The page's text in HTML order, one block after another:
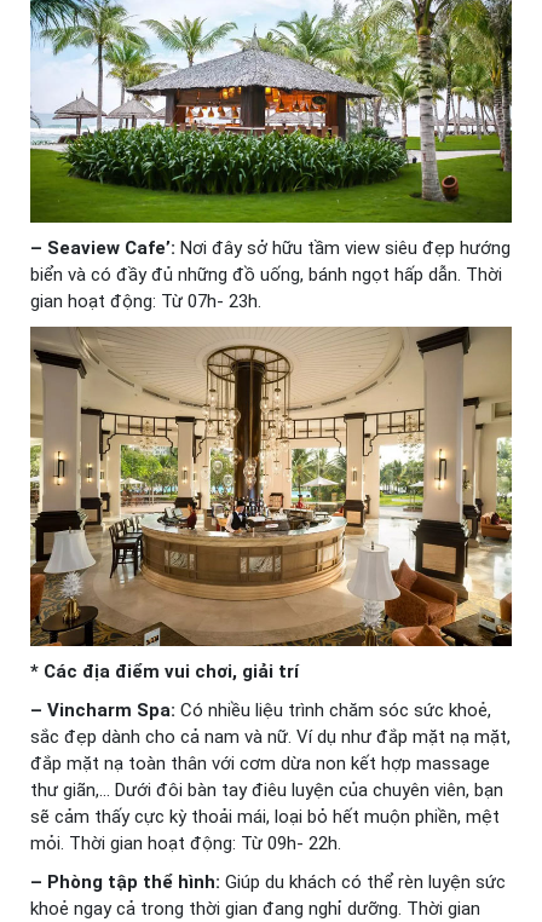
– Seaview Cafe’: Nơi đây sở hữu tầm view siêu đẹp hướng
biển và có đầy đủ những đồ uống, bánh ngọt hấp dẫn. Thời
gian hoạt động: Từ 07h- 23h.
* Các địa điểm vui chơi, giải trí
– Vincharm Spa: Có nhiều liệu trình chăm sóc sức khoẻ,
sắc đẹp dành cho cả nam và nữ. Ví dụ như đắp mặt nạ mặt,
đắp mặt nạ toàn thân với cơm dừa non kết hợp massage
thư giãn,… Dưới đôi bàn tay điêu luyện của chuyên viên, bạn
sẽ cảm thấy cực kỳ thoải mái, loại bỏ hết muộn phiền, mệt
mỏi. Thời gian hoạt động: Từ 09h- 22h.
– Phòng tập thể hình: Giúp du khách có thể rèn luyện sức
khoẻ ngay cả trong thời gian đang nghỉ dưỡng. Thời gian